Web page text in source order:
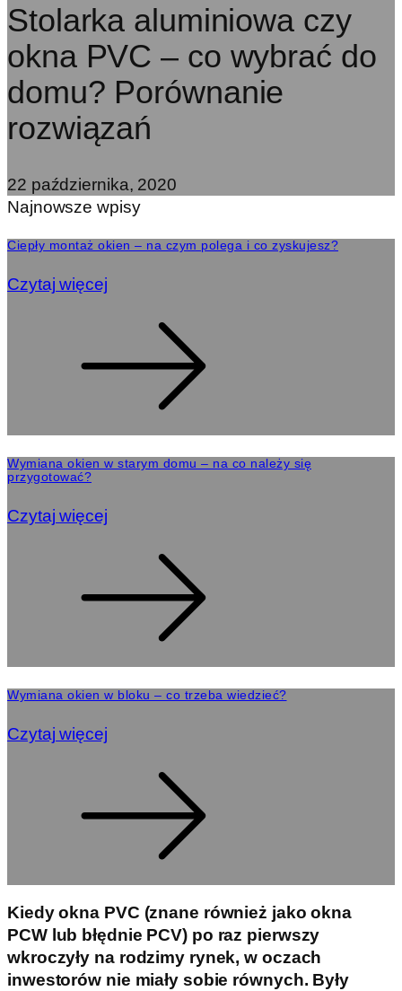
Stolarka aluminiowa czy
okna PVC – co wybrać do
domu? Porównanie
rozwiązań
22 października, 2020
Najnowsze wpisy
Ciepły montaż okien – na czym polega i co zyskujesz?
Czytaj więcej
Wymiana okien w starym domu – na co należy się
przygotować?
Czytaj więcej
Wymiana okien w bloku – co trzeba wiedzieć?
Czytaj więcej
Kiedy okna PVC (znane również jako okna
PCW lub błędnie PCV) po raz pierwszy
wkroczyły na rodzimy rynek, w oczach
inwestorów nie miały sobie równych. Były